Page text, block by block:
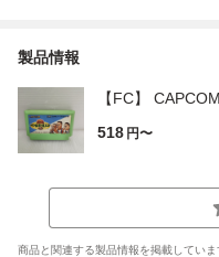
製品情報
【FC】
518 円〜
商品と関連する製品情報を掲載してい